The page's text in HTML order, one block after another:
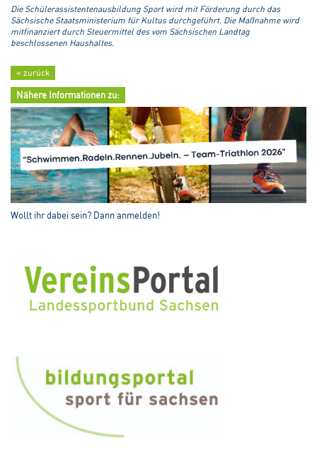
Die Schülerassistentenausbildung Sport wird mit Förderung durch das
Sächsische Staatsministerium für Kultus durchgeführt. Die Maßnahme wird
mitfinanziert durch Steuermittel des vom Sächsischen Landtag
beschlossenen Haushaltes.
« zurück
Nähere Informationen zu:
Wollt ihr dabei sein? Dann anmelden!